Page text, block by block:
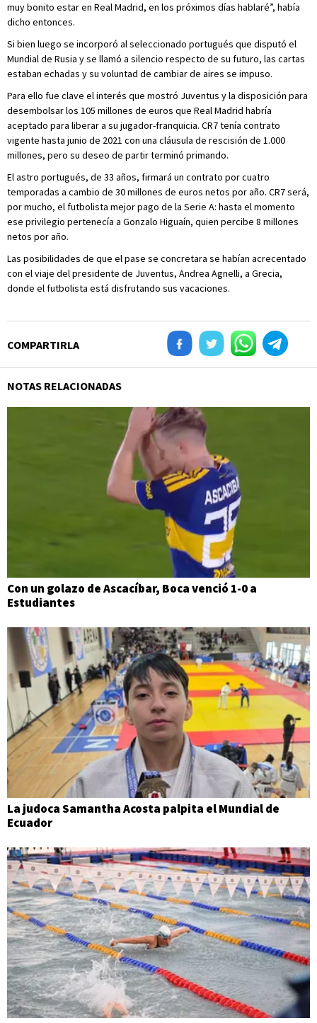
muy bonito estar en Real Madrid, en los próximos días hablaré”, había
dicho entonces.
Si bien luego se incorporó al seleccionado portugués que disputó el
Mundial de Rusia y se llamó a silencio respecto de su futuro, las cartas
estaban echadas y su voluntad de cambiar de aires se impuso.
Para ello fue clave el interés que mostró Juventus y la disposición para
desembolsar los 105 millones de euros que Real Madrid habría
aceptado para liberar a su jugador-franquicia. CR7 tenía contrato
vigente hasta junio de 2021 con una cláusula de rescisión de 1.000
millones, pero su deseo de partir terminó primando.
El astro portugués, de 33 años, firmará un contrato por cuatro
temporadas a cambio de 30 millones de euros netos por año. CR7 será,
por mucho, el futbolista mejor pago de la Serie A: hasta el momento
ese privilegio pertenecía a Gonzalo Higuaín, quien percibe 8 millones
netos por año.
Las posibilidades de que el pase se concretara se habían acrecentado
con el viaje del presidente de Juventus, Andrea Agnelli, a Grecia,
donde el futbolista está disfrutando sus vacaciones.
COMPARTIRLA
NOTAS RELACIONADAS
Con un golazo de Ascacíbar, Boca venció 1-0 a
Estudiantes
La judoca Samantha Acosta palpita el Mundial de
Ecuador